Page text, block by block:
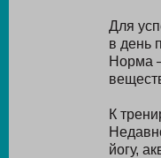
Для
в день
Норма
К
йогу,